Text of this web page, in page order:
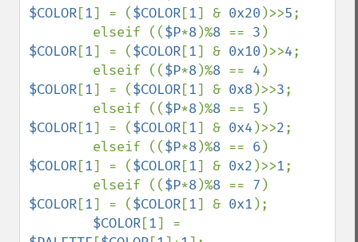
$COLOR[1] = ($COLOR[1] & 0x20 )>>5;
        elseif ((
$P*8)%8 == 3
$COLOR[1] = ($COLOR[1] & 0x10 )>>4;
        elseif ((
$P*8)%8 == 4
$COLOR[1] = ($COLOR[1] & 0x8)>>3;
        elseif ((
$P*8)%8 == 5
$COLOR[1] = ($COLOR[1] & 0x4 )>>2;
        elseif ((
$P*8)%8 == 6
$COLOR[1] = ($COLOR[1] & 0x2 )>>1;
        elseif ((
$P*8)%8 == 7
$COLOR[1] = ($COLOR[1] & 0x1 );
$COLOR[1